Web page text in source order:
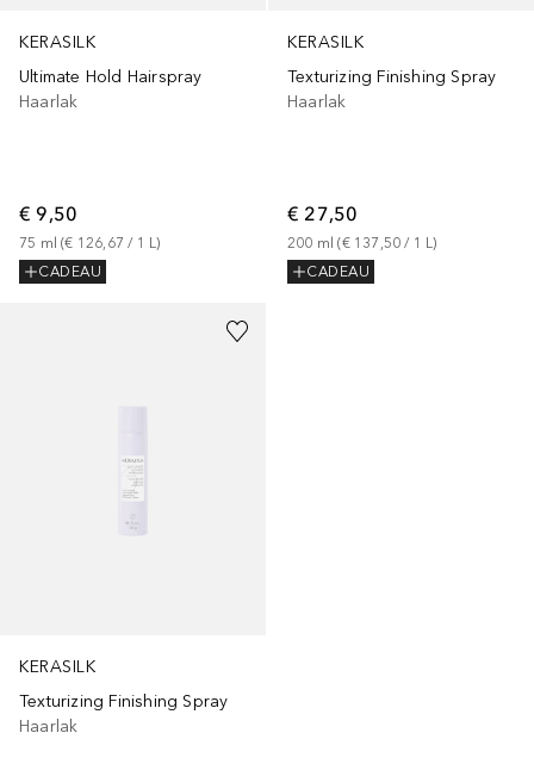
KERASILK
Ultimate Hold Hairspray
Haarlak
€ 9,50
75 ml (€ 126,67 / 1 L)
CADEAU
KERASILK
Texturizing Finishing Spray
Haarlak
€ 27,50
200 ml (€ 137,50 / 1 L)
CADEAU
KERASILK
Texturizing Finishing Spray
Haarlak